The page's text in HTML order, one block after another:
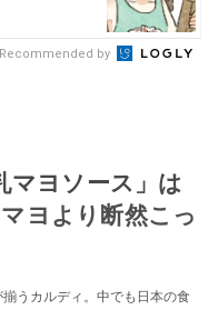
Recommended by
マヨソース」は
ヨより断然こっ
うカルディ。中でも日本の食